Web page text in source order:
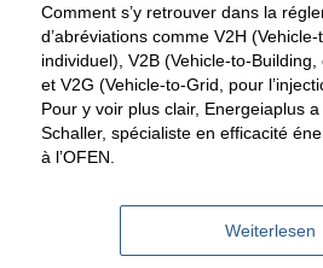
Comment s’y retrouver dans la
d’abréviations comme V2H
individuel), V2B (Vehicle-to-Building,
et V2G (Vehicle-to-Grid, pour
Pour y voir plus clair, Energeiaplus
Schaller, spécialiste en efficacité
à l’OFEN.
Weiterlesen